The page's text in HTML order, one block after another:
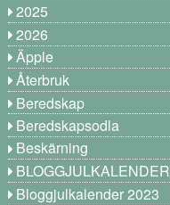
2025
2026
Äpple
Återbruk
Beredskap
Beredskapsodla
Beskärning
BLOGGJULKALENDER
Bloggjulkalender 2023